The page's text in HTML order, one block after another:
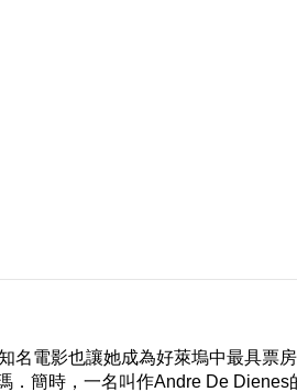
名電影也讓她成為好萊塢中最具票
．簡時，一名叫作Andre De Dienes